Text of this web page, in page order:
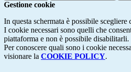
Gestione cookie
In questa schermata è possibile
I cookie necessari sono quelli che
piattaforma e non è possibile disabilitarli.
Per conoscere quali sono i cookie
visionare la COOKIE POLICY.